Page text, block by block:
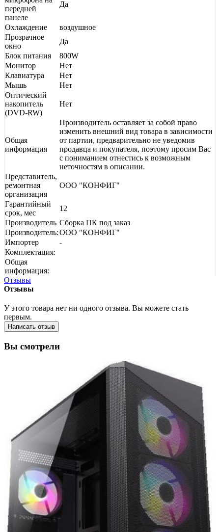
передней
панеле
Да
Охлаждение
воздушное
Прозрачное
окно
Да
Блок питания
800W
Монитор
Нет
Клавиатура
Нет
Мышь
Нет
Оптический
накопитель
(DVD-RW)
Нет
Общая
информация
Производитель оставляет за собой право
изменить внешний вид товара в зависимости
от партии, предварительно не уведомив
продавца и покупателя, поэтому просим Вас
с пониманием отнестись к возможным
неточностям в описании.
Представитель,
ремонтная
организация
ООО "КОНФИГ"
Гарантийный
срок, мес
12
Производитель Сборка ПК под заказ
Производитель:ООО "КОНФИГ"
Импортер
-
Комплектация:
Общая
информация:
Отзывы
Отзывы
У этого товара нет ни одного отзыва. Вы можете стать
первым.
Написать отзыв
Вы смотрели